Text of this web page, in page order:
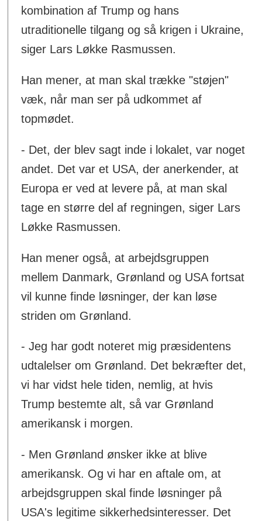
kombination af Trump og hans
utraditionelle tilgang og så krigen i Ukraine,
siger Lars Løkke Rasmussen.
Han mener, at man skal trække "støjen"
væk, når man ser på udkommet af
topmødet.
- Det, der blev sagt inde i lokalet, var noget
andet. Det var et USA, der anerkender, at
Europa er ved at levere på, at man skal
tage en større del af regningen, siger Lars
Løkke Rasmussen.
Han mener også, at arbejdsgruppen
mellem Danmark, Grønland og USA fortsat
vil kunne finde løsninger, der kan løse
striden om Grønland.
- Jeg har godt noteret mig præsidentens
udtalelser om Grønland. Det bekræfter det,
vi har vidst hele tiden, nemlig, at hvis
Trump bestemte alt, så var Grønland
amerikansk i morgen.
- Men Grønland ønsker ikke at blive
amerikansk. Og vi har en aftale om, at
arbejdsgruppen skal finde løsninger på
USA's legitime sikkerhedsinteresser. Det